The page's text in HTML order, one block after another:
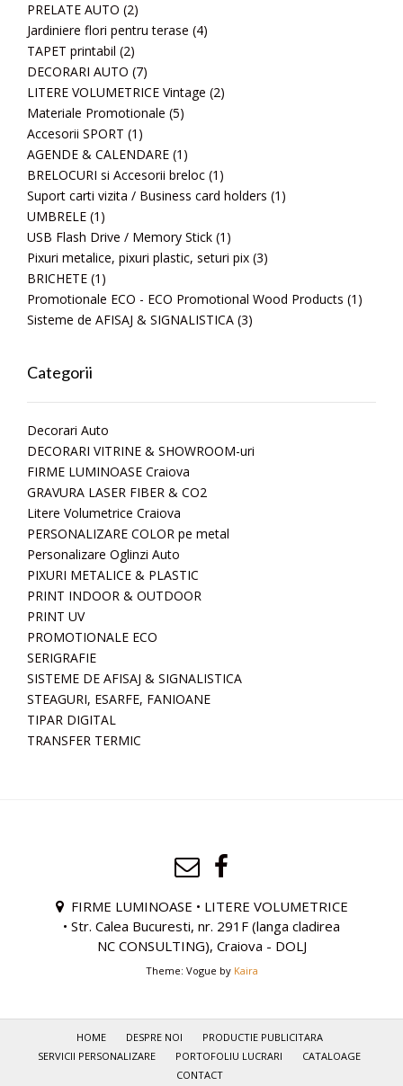
PRELATE AUTO (2)
Jardiniere flori pentru terase (4)
TAPET printabil (2)
DECORARI AUTO (7)
LITERE VOLUMETRICE Vintage (2)
Materiale Promotionale (5)
Accesorii SPORT (1)
AGENDE & CALENDARE (1)
BRELOCURI si Accesorii breloc (1)
Suport carti vizita / Business card holders (1)
UMBRELE (1)
USB Flash Drive / Memory Stick (1)
Pixuri metalice, pixuri plastic, seturi pix (3)
BRICHETE (1)
Promotionale ECO - ECO Promotional Wood Products (1)
Sisteme de AFISAJ & SIGNALISTICA (3)
Categorii
Decorari Auto
DECORARI VITRINE & SHOWROOM-uri
FIRME LUMINOASE Craiova
GRAVURA LASER FIBER & CO2
Litere Volumetrice Craiova
PERSONALIZARE COLOR pe metal
Personalizare Oglinzi Auto
PIXURI METALICE & PLASTIC
PRINT INDOOR & OUTDOOR
PRINT UV
PROMOTIONALE ECO
SERIGRAFIE
SISTEME DE AFISAJ & SIGNALISTICA
STEAGURI, ESARFE, FANIOANE
TIPAR DIGITAL
TRANSFER TERMIC
FIRME LUMINOASE • LITERE VOLUMETRICE
• Str. Calea Bucuresti, nr. 291F (langa cladirea
NC CONSULTING), Craiova - DOLJ
Theme: Vogue by Kaira
HOME DESPRE NOI
PRODUCTIE PUBLICITARA
SERVICII PERSONALIZARE
PORTOFOLIU LUCRARI
CATALOAGE
CONTACT